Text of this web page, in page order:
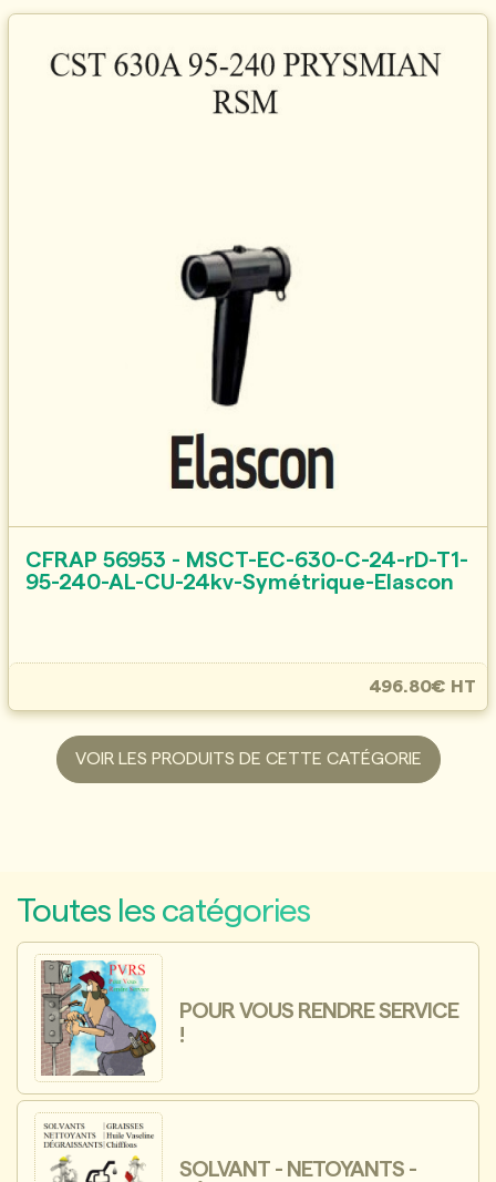
CFRAP 56953 - MSCT-EC-630-C-24-rD-T1-
95-240-AL-CU-24kv-Symétrique-Elascon
496.80€ HT
VOIR LES PRODUITS DE CETTE CATÉGORIE
Toutes les catégories
POUR VOUS RENDRE SERVICE
!
SOLVANT - NETOYANTS -